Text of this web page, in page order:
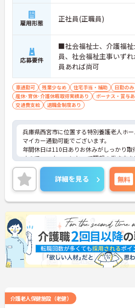
雇用形態 正社員(正職員)
応募要件
■社会福祉士、介護福
員、社会福祉主事いず
員あれば尚可
車通勤可 残業少なめ 住宅手当・補助 日勤のみ
産休･育休･介護休暇取得実績あり
ボーナス・賞与
交通費支給
退職金制度あり
兵庫県西宮市に位置する特別養護老人ホー
マイカー通勤可能でございます。
年間休日は110日ありお休みがしっかり取
すので、スタッフにとって理想の働き方
います。
昇給や賞与制度があり頑張りが評価されて
と職員に還元されます。
ご興味のある方には、面接対策ポイント
に詳細をお話しいたしますのでお気軽に
さい！
詳細を見る 無料
介護老人保健施設（老健）